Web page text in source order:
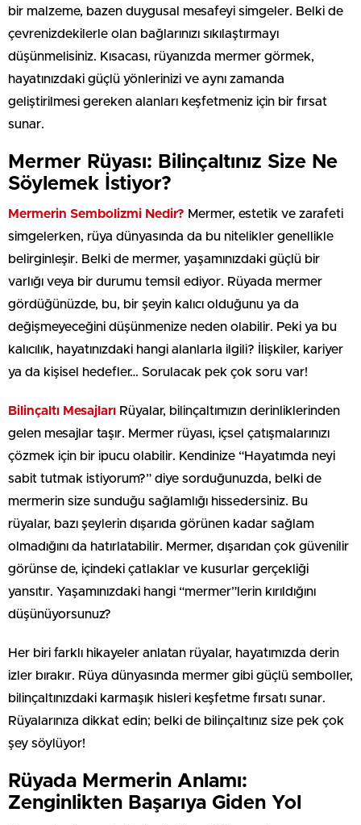
bir malzeme, bazen duygusal mesafeyi simgeler. Belki de
çevrenizdekilerle olan bağlarınızı sıkılaştırmayı
düşünmelisiniz. Kısacası, rüyanızda mermer görmek,
hayatınızdaki güçlü yönlerinizi ve aynı zamanda
geliştirilmesi gereken alanları keşfetmeniz için bir fırsat
sunar.
Mermer Rüyası: Bilinçaltınız Size Ne
Söylemek İstiyor?
Mermerin Sembolizmi Nedir? Mermer, estetik ve zarafeti
simgelerken, rüya dünyasında da bu nitelikler genellikle
belirginleşir. Belki de mermer, yaşamınızdaki güçlü bir
varlığı veya bir durumu temsil ediyor. Rüyada mermer
gördüğünüzde, bu, bir şeyin kalıcı olduğunu ya da
değişmeyeceğini düşünmenize neden olabilir. Peki ya bu
kalıcılık, hayatınızdaki hangi alanlarla ilgili? İlişkiler, kariyer
ya da kişisel hedefler… Sorulacak pek çok soru var!
Bilinçaltı Mesajları Rüyalar, bilinçaltımızın derinliklerinden
gelen mesajlar taşır. Mermer rüyası, içsel çatışmalarınızı
çözmek için bir ipucu olabilir. Kendinize “Hayatımda neyi
sabit tutmak istiyorum?” diye sorduğunuzda, belki de
mermerin size sunduğu sağlamlığı hissedersiniz. Bu
rüyalar, bazı şeylerin dışarıda görünen kadar sağlam
olmadığını da hatırlatabilir. Mermer, dışarıdan çok güvenilir
görünse de, içindeki çatlaklar ve kusurlar gerçekliği
yansıtır. Yaşamınızdaki hangi “mermer”lerin kırıldığını
düşünüyorsunuz?
Her biri farklı hikayeler anlatan rüyalar, hayatımızda derin
izler bırakır. Rüya dünyasında mermer gibi güçlü semboller,
bilinçaltınızdaki karmaşık hisleri keşfetme fırsatı sunar.
Rüyalarınıza dikkat edin; belki de bilinçaltınız size pek çok
şey söylüyor!
Rüyada Mermerin Anlamı:
Zenginlikten Başarıya Giden Yol